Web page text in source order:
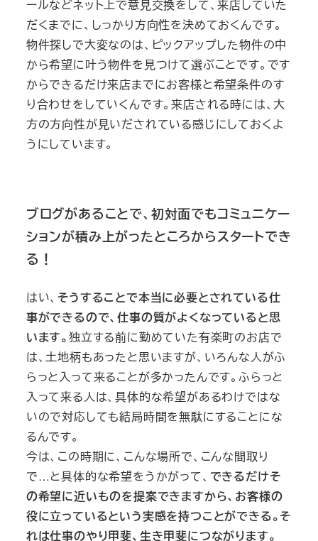
ールなどネット上で意見交換をして、来店していた
だくまでに、しっかり方向性を決めておくんです。
物件探しで大変なのは、ピックアップした物件の中
から希望に叶う物件を見つけて選ぶことです。です
からできるだけ来店までにお客様と希望条件のす
り合わせをしていくんです。来店される時には、大
方の方向性が見いだされている感じにしておくよ
うにしています。
ブログがあることで、初対面でもコミュニケー
ションが積み上がったところからスタートでき
る！
はい、そうすることで本当に必要とされている仕
事ができるので、仕事の質がよくなっていると思
います。独立する前に勤めていた有楽町のお店で
は、土地柄もあったと思いますが、いろんな人がふ
らっと入って来ることが多かったんです。ふらっと
入って来る人は、具体的な希望があるわけではな
いので対応しても結局時間を無駄にすることにな
るんです。
今は、この時期に、こんな場所で、こんな間取り
で…と具体的な希望をうかがって、 できるだけそ
の希望に近いものを提案できますから、お客様の
役に立っているという実感を持つことができる。そ
れは仕事のやり甲斐、生き甲斐につながります。